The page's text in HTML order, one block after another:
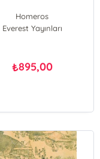
Homeros
Everest Yayınları
₺895,00